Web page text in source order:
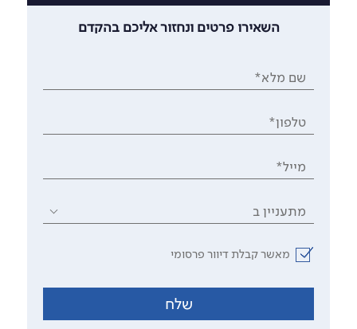
השאירו פרטים ונחזור אליכם בהקדם
שם מלא*
טלפון*
מייל*
מתעניין ב
מאשר קבלת דיוור פרסומי
שלח